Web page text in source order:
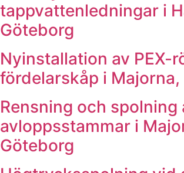
tappvattenledningar i
Göteborg
Nyinstallation av PEX-
fördelarskåp i
Rensning och spolning
avloppsstammar i
Göteborg